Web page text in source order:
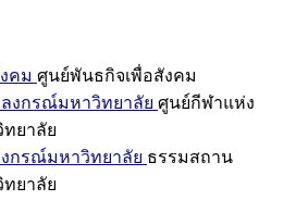
คม ศูนย์พันธกิจเพื่อสังคม
งกรณ์มหาวิทยาลัย ศูนย์กีฬาแห่ง
ยาลัย
กรณ์มหาวิทยาลัย ธรรมสถาน
ยาลัย